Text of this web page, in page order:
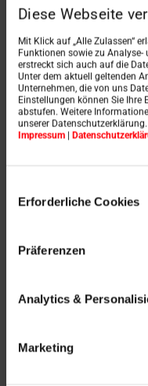
Diese Webseite
Mit Klick auf „Alle Zulassen“
Funktionen sowie zu
erstreckt sich auch auf die
Unter dem aktuell geltenden
Unternehmen, die von uns
Einstellungen können Sie Ihre
abstufen. Weitere
unserer Datenschutzerklärung.
Impressum |
Erforderliche Cookies
Präferenzen
Analytics &
Marketing
falls Anpassungen